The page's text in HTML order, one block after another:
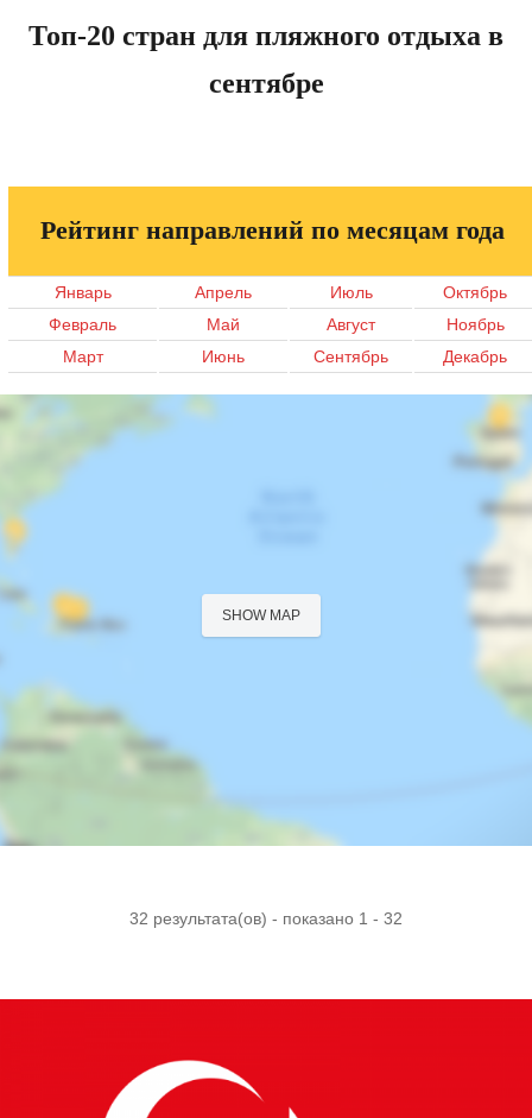
Топ-20 стран для пляжного отдыха в
сентябре
Рейтинг направлений по месяцам года
Январь Апрель Июль
Октябрь
Февраль
Май Август
Ноябрь
Март
Июнь Сентябрь Декабрь
SHOW MAP
32 результата(ов) - показано 1 - 32